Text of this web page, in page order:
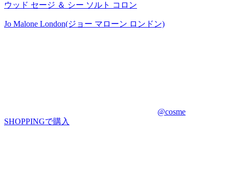
ウッド セージ ＆ シー ソルト コロン
Jo Malone London(ジョー マローン ロンドン)
@cosme
SHOPPINGで購入